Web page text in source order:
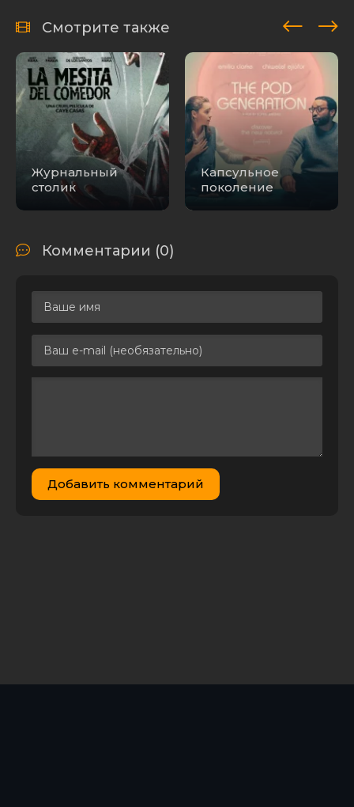
Смотрите также
Журнальный
столик
Капсульное
поколение
Комментарии (0)
Добавить комментарий